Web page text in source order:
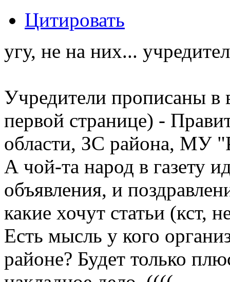
Цитировать
угу, не на них...
Учредители прописаны
первой странице) -
области, ЗС района, МУ
А чой-та народ в газету
объявления, и
какие хочут статьи (кст,
Есть мысль у кого
районе? Будет только